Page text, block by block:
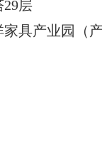
29层
具产业园（